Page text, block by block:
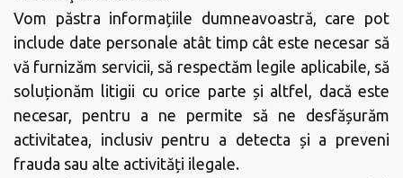
Vom păstra informațiile dumneavoastră, care pot
include date personale atât timp cât este necesar să
vă furnizăm servicii, să respectăm legile aplicabile, să
soluționăm litigii cu orice parte și altfel, dacă este
necesar, pentru a ne permite să ne desfășurăm
activitatea, inclusiv pentru a detecta și a preveni
frauda sau alte activități ilegale.